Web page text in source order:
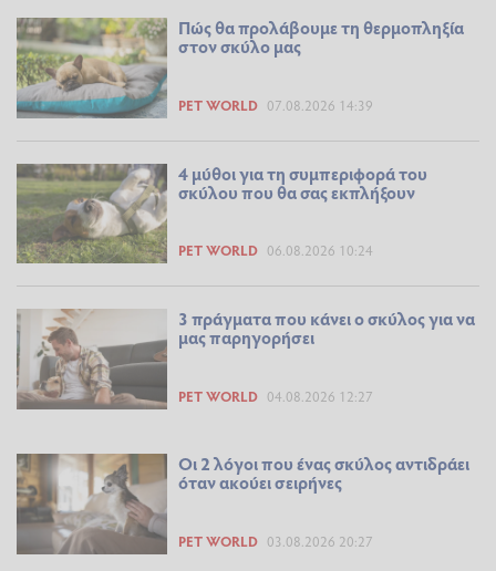
Πώς θα προλάβουμε τη θερμοπληξία
στον σκύλο μας
PET WORLD 07.08.2026 14:39
4 μύθοι για τη συμπεριφορά του
σκύλου που θα σας εκπλήξουν
PET WORLD 06.08.2026 10:24
3 πράγματα που κάνει ο σκύλος για να
μας παρηγορήσει
PET WORLD 04.08.2026 12:27
Οι 2 λόγοι που ένας σκύλος αντιδράει
όταν ακούει σειρήνες
PET WORLD 03.08.2026 20:27